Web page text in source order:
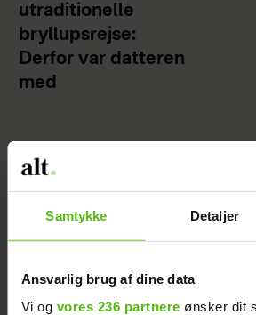
Samtykke Detaljer
Ansvarlig brug af dine data
Vi og vores 236 partnere ønsker dit
utraditionelle
bryllupsrejse:
Derfor var datteren
med